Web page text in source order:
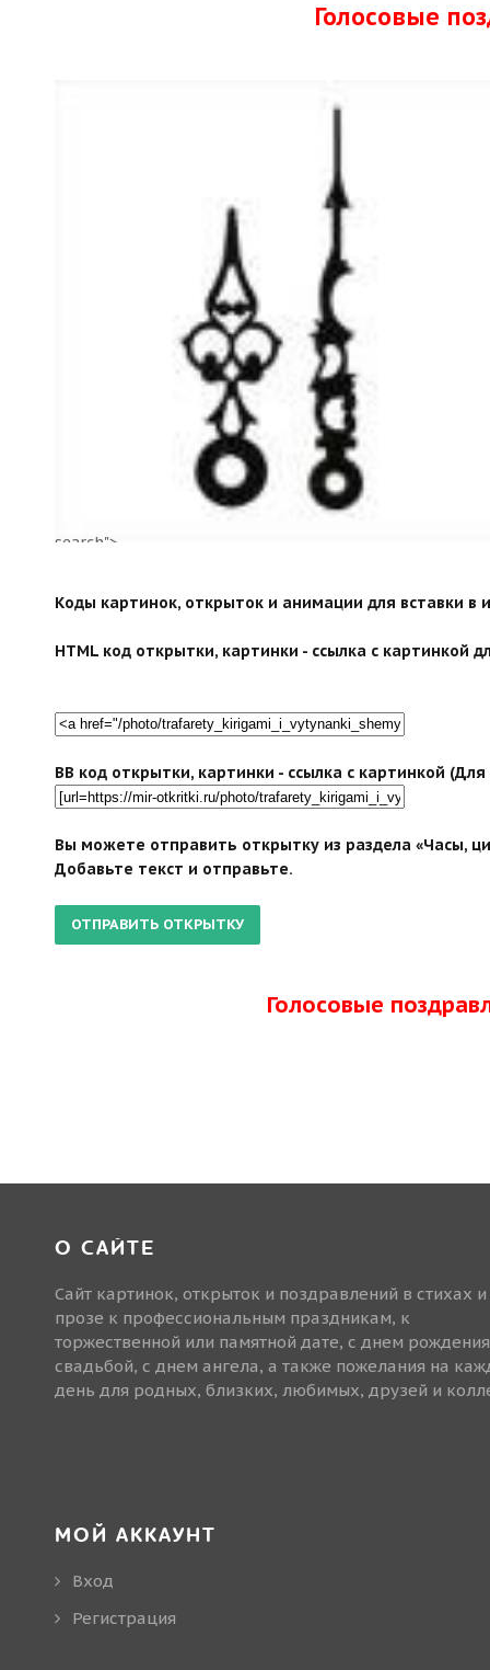
Голосовые
search">
Коды картинок, открыток и анимации для вставки в
HTML код открытки, картинки - ссылка с картинкой
BB код открытки, картинки - ссылка с картинкой
Вы можете отправить открытку из раздела «Часы,
Добавьте текст и отправьте.
Голосовые
О САЙТЕ
Сайт картинок, открыток и поздравлений в стихах и
прозе к профессиональным праздникам, к
торжественной или памятной дате, с днем
свадьбой, с днем ангела, а также пожелания на
день для родных, близких, любимых, друзей и
МОЙ АККАУНТ
Вход
Регистрация